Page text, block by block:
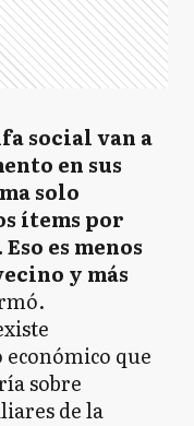
social van a
en sus
solo
ítems por
es menos
y más
que
sobre
de la